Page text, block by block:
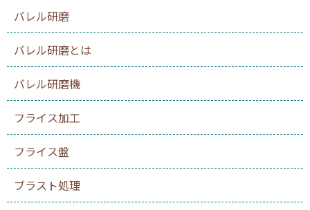
バレル研磨
バレル研磨とは
バレル研磨機
フライス加工
フライス盤
ブラスト処理